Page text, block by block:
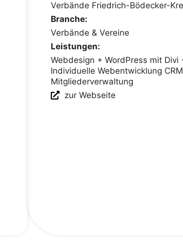
Verbände Friedrich-Bödecker-
Branche:
Verbände & Vereine
Leistungen:
Webdesign + WordPress mit Divi
Individuelle Webentwicklung
Mitgliederverwaltung
zur Webseite